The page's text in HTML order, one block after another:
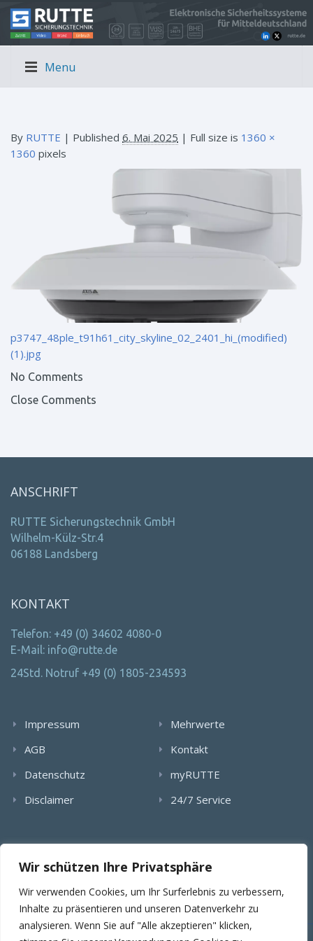
Wir schützen Ihre Privatsphäre
Wir verwenden Cookies, um Ihr Surferlebnis zu verbessern,
Inhalte zu präsentieren und unseren Datenverkehr zu
analysieren. Wenn Sie auf "Alle akzeptieren" klicken,
Menu
By RUTTE | Published 6. Mai 2025 | Full size is 1360 ×
1360 pixels
p3747_48ple_t91h61_city_skyline_02_2401_hi_(modified)
(1).jpg
No Comments
Close Comments
ANSCHRIFT
RUTTE Sicherungstechnik GmbH
Wilhelm-Külz-Str.4
06188 Landsberg
KONTAKT
Telefon: +49 (0) 34602 4080-0
E-Mail: info@rutte.de
24Std. Notruf +49 (0) 1805-234593
Impressum
AGB
Datenschutz
Disclaimer
Mehrwerte
Kontakt
myRUTTE
24/7 Service
Verlinkung von Bildern, textlichen Inhalten und Videos bedarf
der schriftlichen Genehmigung der RUTTE Sicherungstechnik